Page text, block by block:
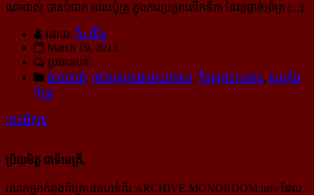
ណាដាល់ បានបំបាក់ ដេលប៉ូត្រូ ក្នុងការប្រកួតលើកទី៣ នៃវគ្គផ្តាច់ព្រ័ត្រ [...]
ដោយ: វិន ជីវ័ន្ត
March 19, 2013
ប្រធានបទ:
បាល់ទាត់, គ្រប់អត្ថបទជាខេមរភាសា, កីឡាគ្រប់ប្រភេទ, សម្រាំង
កីឡា
អានពិស្ដារ
ប្រិយមិត្ត ជាទីមេត្រី,
លោកអ្នកកំពុងពិគ្រោះគេហទំព័រ ARCHIVE.MONOROOM.info ដែល